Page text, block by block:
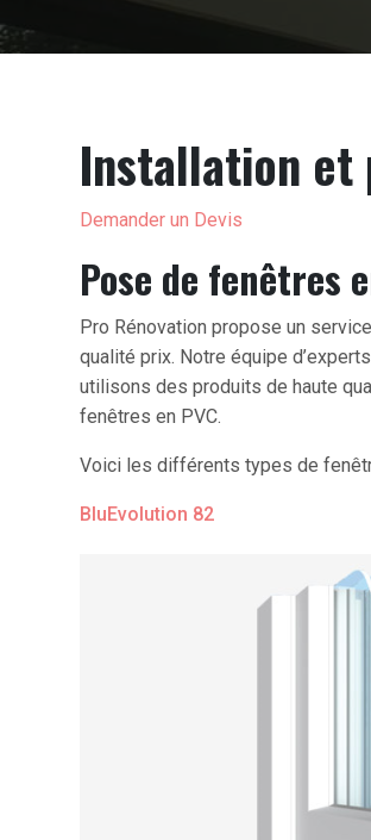
Installation et
Demander un Devis
Pose de fenêtres
Pro Rénovation propose un
qualité prix. Notre équipe
utilisons des produits de haute
fenêtres en PVC.
Voici les différents types de
BluEvolution 82